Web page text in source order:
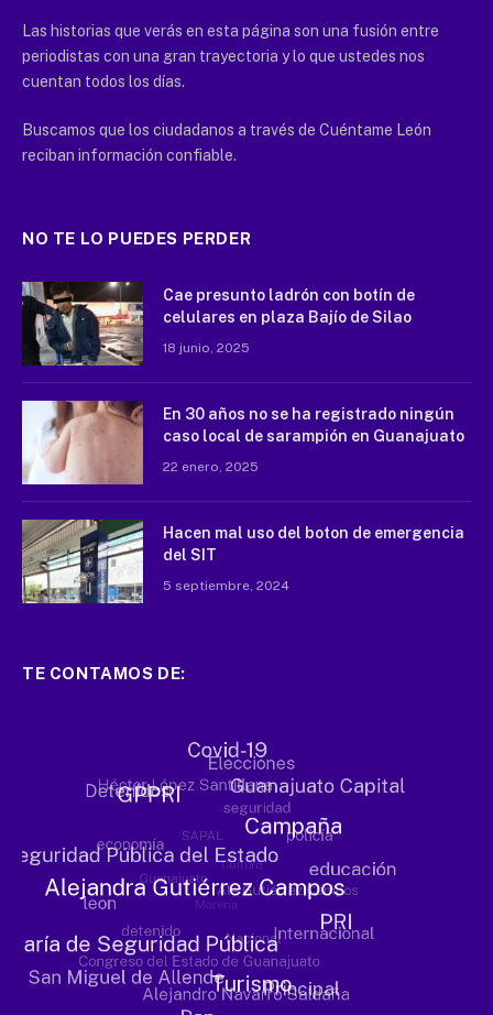
Las historias que verás en esta página son una fusión entre
periodistas con una gran trayectoria y lo que ustedes nos
cuentan todos los días.
Buscamos que los ciudadanos a través de Cuéntame León
reciban información confiable.
NO TE LO PUEDES PERDER
Cae presunto ladrón con botín de
celulares en plaza Bajío de Silao
18 junio, 2025
En 30 años no se ha registrado ningún
caso local de sarampión en Guanajuato
22 enero, 2025
Hacen mal uso del boton de emergencia
del SIT
5 septiembre, 2024
TE CONTAMOS DE: